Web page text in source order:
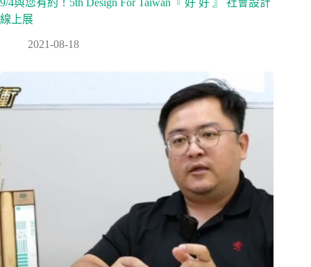
9/4與您有約！5th Design For Taiwan『 好 好 』 社會設計
線上展
2021-08-18